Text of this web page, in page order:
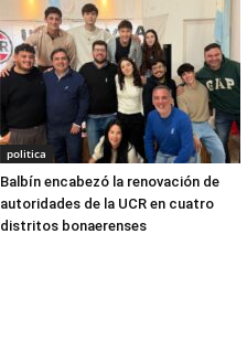
politica
Balbín encabezó la renovación de
autoridades de la UCR en cuatro
distritos bonaerenses